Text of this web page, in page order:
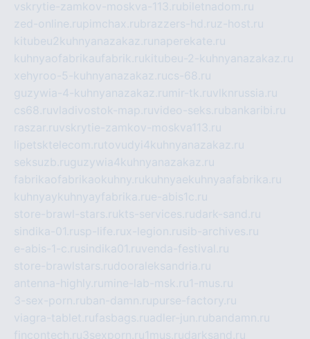
vskrytie-zamkov-moskva-113.rubiletnadom.ru
zed-online.rupimchax.rubrazzers-hd.ruz-host.ru
kitubeu2kuhnyanazakaz.ru naperekate.ru
kuhnyaofabrikaufabrik.rukitubeu-2-kuhnyanazakaz.ru
xehyroo-5-kuhnyanazakaz.rucs-68.ru
guzywia-4-kuhnyanazakaz.ru mir-tk.ruvlknrussia.ru
cs68.ruvladivostok-map.ruvideo-seks.rubankaribi.ru
raszar.ruvskrytie-zamkov-moskva113.ru
lipetsktelecom.rutovudyi4kuhnyanazakaz.ru
seksuzb.ruguzywia4kuhnyanazakaz.ru
fabrikaofabrikaokuhny.rukuhnyaekuhnyaafabrika.ru
kuhnyaykuhnyayfabrika.rue-abis1c.ru
store-brawl-stars.rukts-services.rudark-sand.ru
sindika-01.rusp-life.rux-legion.rusib-archives.ru
e-abis-1-c.rusindika01.ruvenda-festival.ru
store-brawlstars.rudooraleksandria.ru
antenna-highly.ru mine-lab-msk.ru1-mus.ru
3-sex-porn.ruban-damn.rupurse-factory.ru
viagra-tablet.rufasbags.ruadler-jun.rubandamn.ru
fincontech.ru3sexporn.ru1mus.rudarksand.ru